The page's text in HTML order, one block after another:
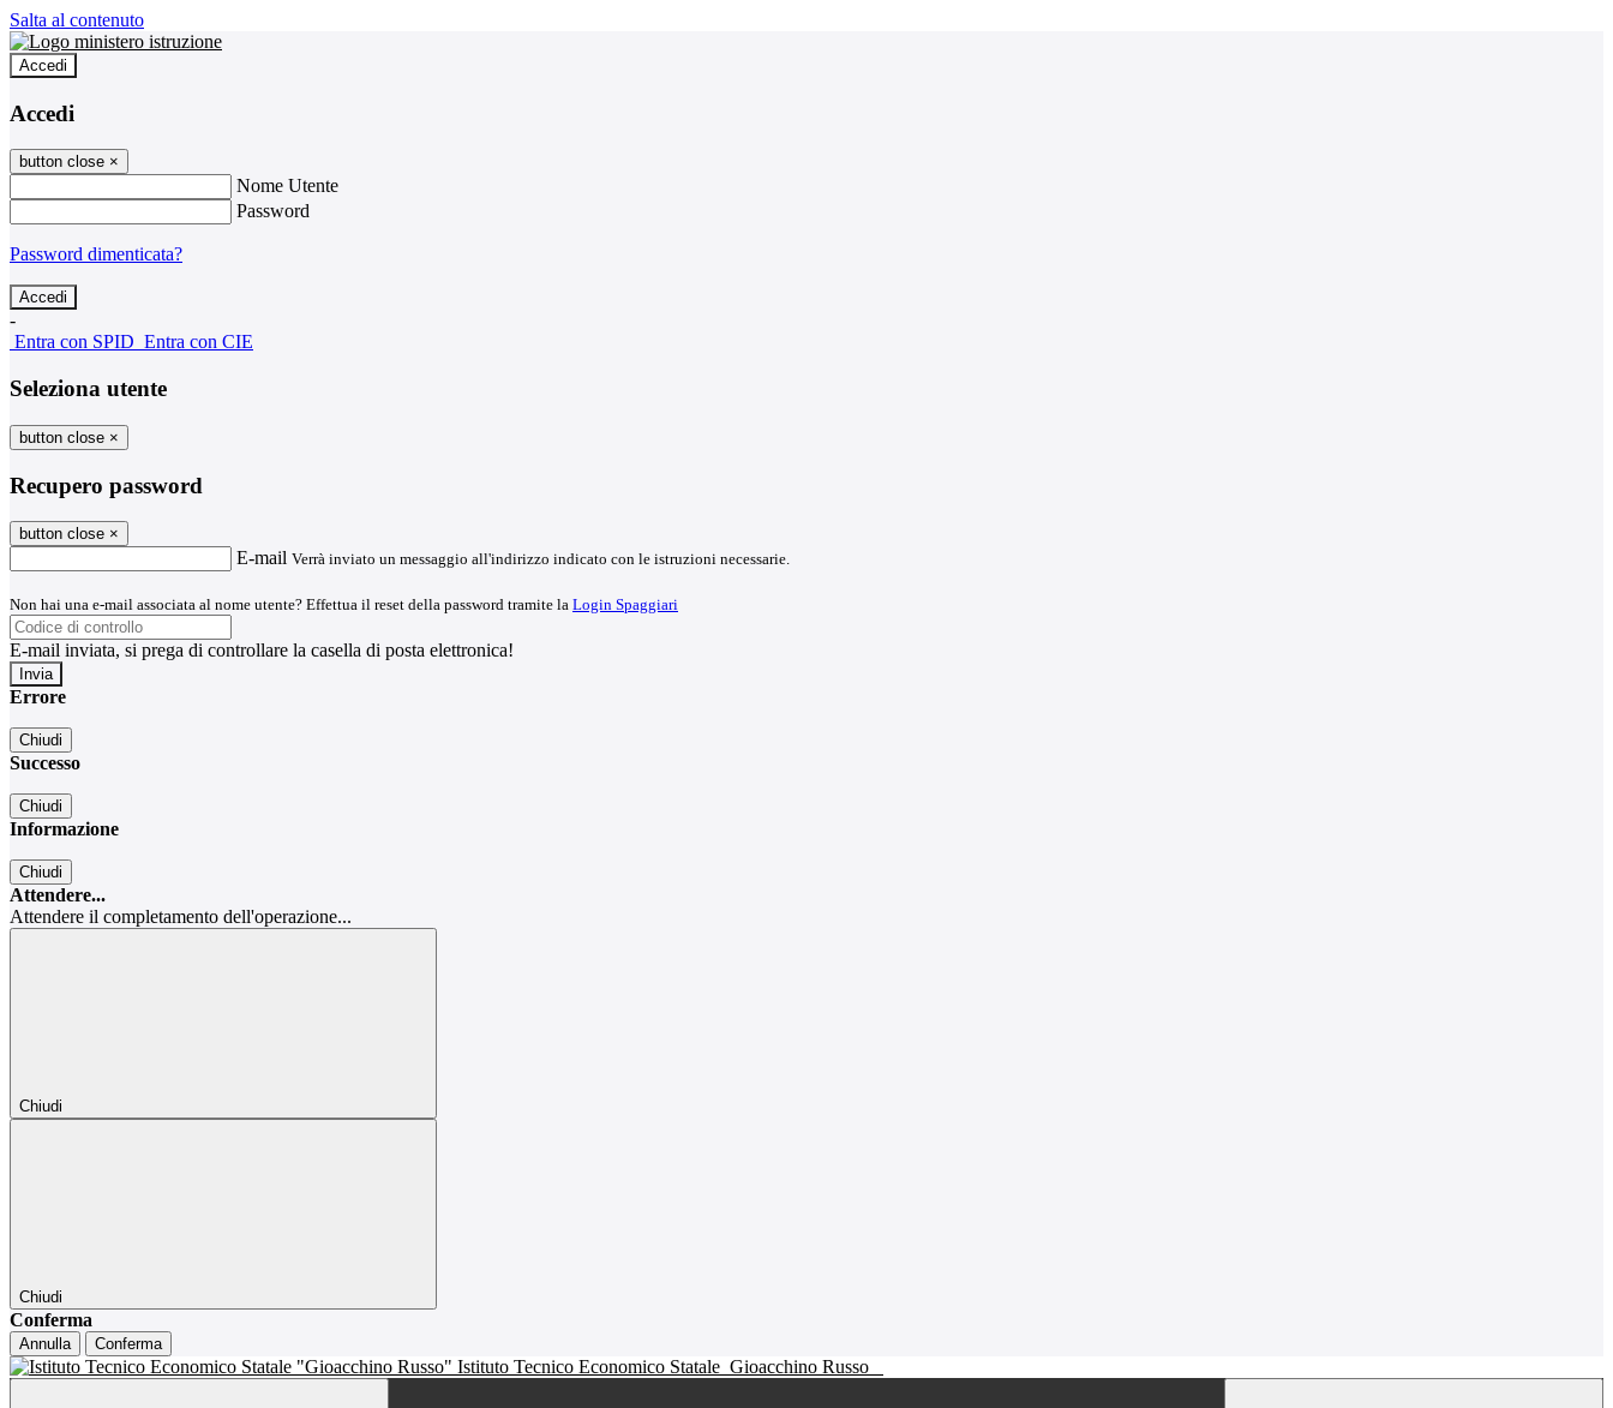
Salta al contenuto
Accedi
Accedi
button close ×
Nome Utente
Password
Password dimenticata?
-
Entra con SPID Entra con CIE
Seleziona utente
button close ×
Recupero password
button close ×
E-mail Verrà inviato un messaggio all'indirizzo indicato con le istruzioni necessarie.
Non hai una e-mail associata al nome utente? Effettua il reset della password tramite la Login Spaggiari
E-mail inviata, si prega di controllare la casella di posta elettronica!
Errore
Chiudi
Successo
Chiudi
Informazione
Chiudi
Attendere...
Attendere il completamento dell'operazione...
Chiudi
Chiudi
Conferma
Annulla Conferma
Istituto Tecnico Economico Statale Gioacchino Russo